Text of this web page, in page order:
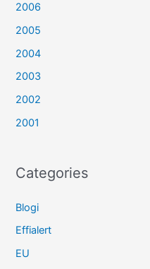
2006
2005
2004
2003
2002
2001
Categories
Blogi
Effialert
EU